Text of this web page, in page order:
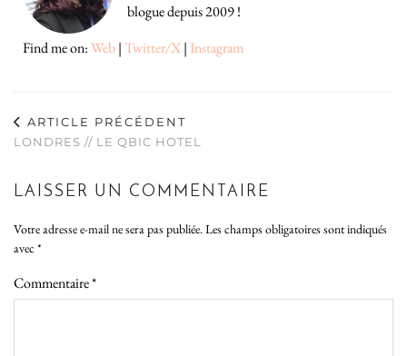
blogue depuis 2009 !
Find me on:Web|Twitter/X| Instagram
ARTICLE PRÉCÉDENT
LONDRES // LE QBIC HOTEL
LAISSER UN COMMENTAIRE
Votre adresse e-mail ne sera pas publiée.Les champs obligatoires sont indiqués
avec *
Commentaire*